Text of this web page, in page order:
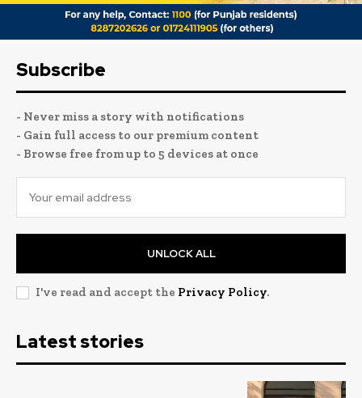
Subscribe
- Never miss a story with notifications
- Gain full access to our premium content
- Browse free from up to 5 devices at once
UNLOCK ALL
I've read and accept the Privacy Policy.
Latest stories